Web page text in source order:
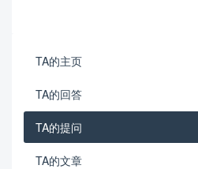
TA的主页
TA的回答
TA的提问
TA的文章